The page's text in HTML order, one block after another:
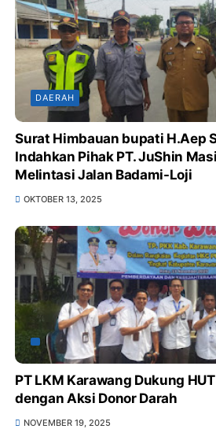
DAERAH
Surat Himbauan bupati H.Aep
Indahkan Pihak PT. JuShin
Melintasi Jalan Badami-Loji
OKTOBER 13, 2025
PT LKM Karawang Dukung
dengan Aksi Donor Darah
NOVEMBER 19, 2025